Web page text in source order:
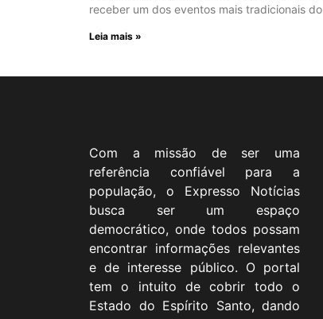
receber um dos eventos mais tradicionais do
Leia mais »
Com a missão de ser uma
referência confiável para a
população, o Expresso Notícias
busca ser um espaço
democrático, onde todos possam
encontrar informações relevantes
e de interesse público. O portal
tem o intuito de cobrir todo o
Estado do Espírito Santo, dando